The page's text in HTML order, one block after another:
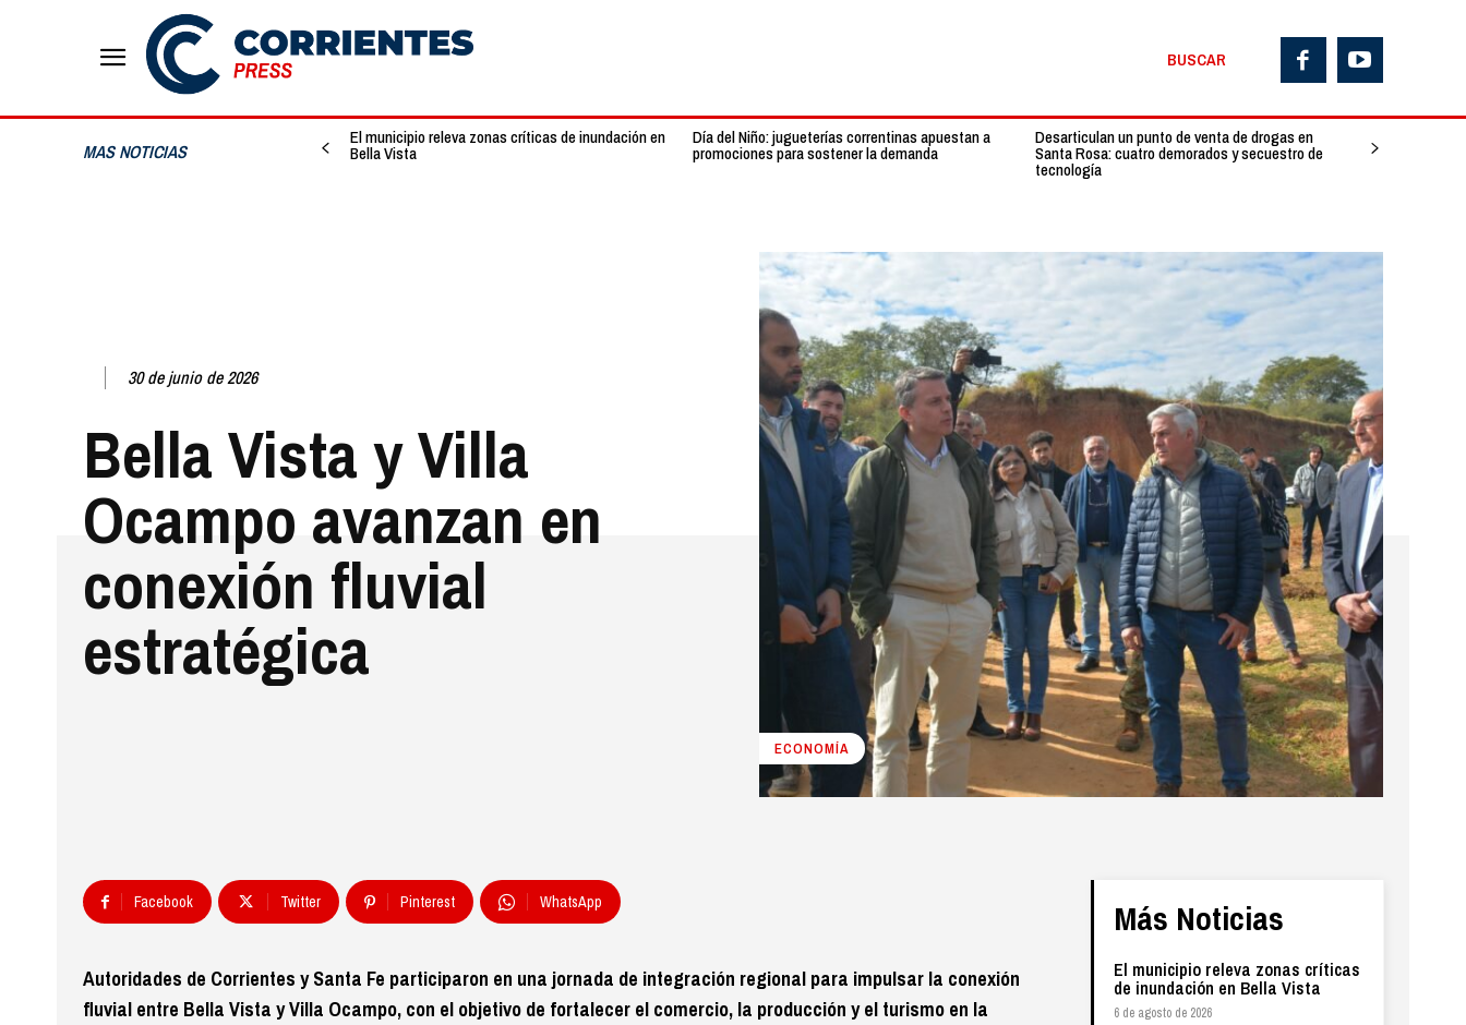
BUSCAR
MAS NOTICIAS
El municipio releva zonas críticas de inundación en
Bella Vista
Día del Niño: jugueterías correntinas apuestan a
promociones para sostener la demanda
Desarticulan un punto de venta de drogas en
Santa Rosa: cuatro demorados y secuestro de
tecnología
30 de junio de 2026
Bella Vista y Villa
Ocampo avanzan en
conexión fluvial
estratégica
ECONOMÍA
Facebook Twitter Pinterest WhatsApp
Autoridades de Corrientes y Santa Fe participaron en una jornada de integración regional para impulsar la conexión
fluvial entre Bella Vista y Villa Ocampo, con el objetivo de fortalecer el comercio, la producción y el turismo en la
Más Noticias
El municipio releva zonas críticas
de inundación en Bella Vista
6 de agosto de 2026